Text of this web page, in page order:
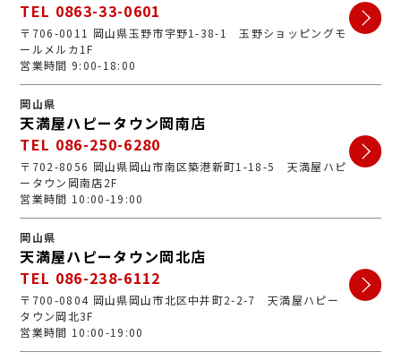
TEL 0863-33-0601
〒706-0011 岡山県玉野市宇野1-38-1 玉野ショッピングモ
ールメルカ1F
営業時間 9:00-18:00
岡山県
天満屋ハピータウン岡南店
TEL 086-250-6280
〒702-8056 岡山県岡山市南区築港新町1-18-5 天満屋ハピ
ータウン岡南店2F
営業時間 10:00-19:00
岡山県
天満屋ハピータウン岡北店
TEL 086-238-6112
〒700-0804 岡山県岡山市北区中井町2-2-7 天満屋ハピー
タウン岡北3F
営業時間 10:00-19:00